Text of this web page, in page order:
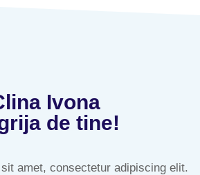
Ivona
de tine!
amet, consectetur adipiscing elit.